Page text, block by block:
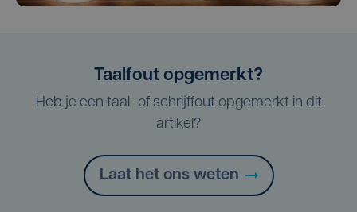
Taalfout opgemerkt?
Heb je een taal- of schrijffout opgemerkt in dit
artikel?
Laat het ons weten